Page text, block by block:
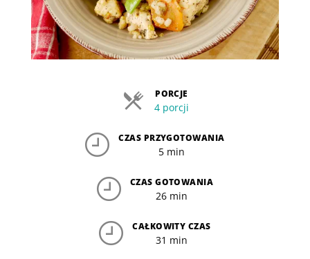
PORCJE
4 porcji
CZAS PRZYGOTOWANIA
5 min
CZAS GOTOWANIA
26 min
CAŁKOWITY CZAS
31 min